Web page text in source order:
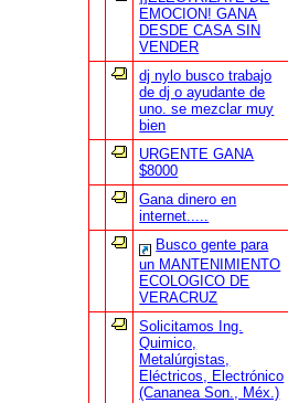
EMOCION! GANA
DESDE CASA SIN
VENDER
dj nylo busco trabajo
de dj o ayudante de
uno. se mezclar muy
bien
URGENTE GANA
$8000
Gana dinero en
internet.....
Busco gente para
un MANTENIMIENTO
ECOLOGICO DE
VERACRUZ
Solicitamos Ing.
Quimico,
Metalúrgistas,
Eléctricos, Electrónico
(Cananea Son., Méx.)